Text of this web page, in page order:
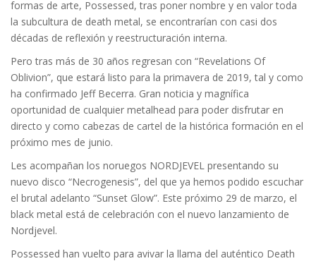
formas de arte, Possessed, tras poner nombre y en valor toda
la subcultura de death metal, se encontrarían con casi dos
décadas de reflexión y reestructuración interna.
Pero tras más de 30 años regresan con “Revelations Of
Oblivion”, que estará listo para la primavera de 2019, tal y como
ha confirmado Jeff Becerra. Gran noticia y magnífica
oportunidad de cualquier metalhead para poder disfrutar en
directo y como cabezas de cartel de la histórica formación en el
próximo mes de junio.
Les acompañan los noruegos NORDJEVEL presentando su
nuevo disco “Necrogenesis”, del que ya hemos podido escuchar
el brutal adelanto “Sunset Glow”. Este próximo 29 de marzo, el
black metal está de celebración con el nuevo lanzamiento de
Nordjevel.
Possessed han vuelto para avivar la llama del auténtico Death